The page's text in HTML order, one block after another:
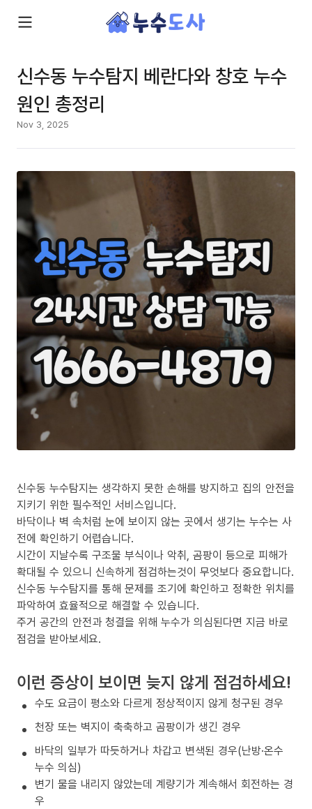
신수동 누수탐지 베란다와 창호 누수
원인 총정리
Nov 3, 2025
신수동 누수탐지는 생각하지 못한 손해를 방지하고 집의 안전을
지키기 위한 필수적인 서비스입니다.
바닥이나 벽 속처럼 눈에 보이지 않는 곳에서 생기는 누수는 사
전에 확인하기 어렵습니다.
시간이 지날수록 구조물 부식이나 악취, 곰팡이 등으로 피해가
확대될 수 있으니 신속하게 점검하는것이 무엇보다 중요합니다.
신수동 누수탐지를 통해 문제를 조기에 확인하고 정확한 위치를
파악하여 효율적으로 해결할 수 있습니다.
주거 공간의 안전과 청결을 위해 누수가 의심된다면 지금 바로
점검을 받아보세요.
이런 증상이 보이면 늦지 않게 점검하세요!
수도 요금이 평소와 다르게 정상적이지 않게 청구된 경우
천장 또는 벽지이 축축하고 곰팡이가 생긴 경우
바닥의 일부가 따듯하거나 차갑고 변색된 경우(난방·온수
누수 의심)
변기 물을 내리지 않았는데 계량기가 계속해서 회전하는 경
우